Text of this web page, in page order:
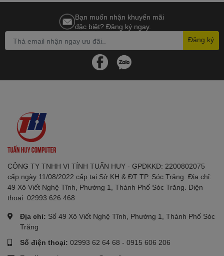
Bạn muốn nhận khuyến mãi
đặc biệt? Đăng ký ngay.
Đăng ký
CÔNG TY TNHH VI TÍNH TUẤN HUY - GPĐKKD: 2200802075
cấp ngày 11/08/2022 cấp tại Sở KH & ĐT TP. Sóc Trăng. Địa chỉ:
49 Xô Viết Nghệ Tĩnh, Phường 1, Thành Phố Sóc Trăng. Điện
thoại: 02993 626 468
Địa chỉ: Số 49 Xô Viết Nghệ Tĩnh, Phường 1, Thành Phố Sóc
Trăng
Số điện thoại: 02993 62 64 68 - 0915 606 206